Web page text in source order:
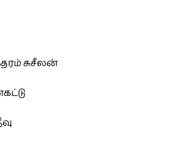
சுசீலன்